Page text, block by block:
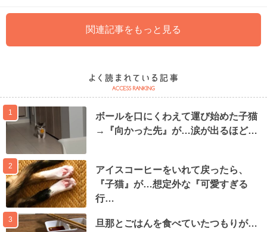
関連記事をもっと見る
1
ボールを口にくわえて運び始めた子猫
→『向かった先』が…涙が出るほど…
2
アイスコーヒーをいれて戻ったら、
『子猫』が…想定外な『可愛すぎる
行…
3
旦那とごはんを食べていたつもりが…